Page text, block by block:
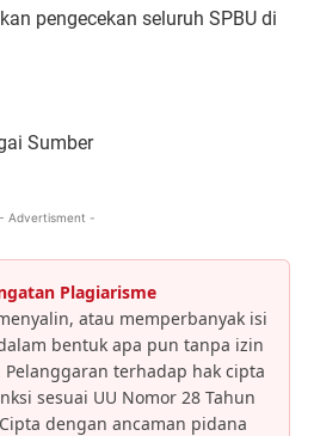
pengecekan seluruh SPBU di
Sumber
- Advertisment -
Plagiarisme
atau memperbanyak isi
bentuk apa pun tanpa izin
terhadap hak cipta
sesuai UU Nomor 28 Tahun
dengan ancaman pidana